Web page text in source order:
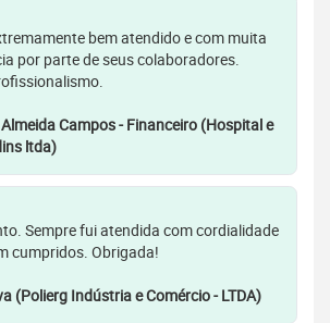
bem atendido e com muita
por parte de seus colaboradores.
Campos - Financeiro (Hospital e
ltda)
Sempre fui atendida com cordialidade
cumpridos. Obrigada!
(Polierg Indústria e Comércio - LTDA)